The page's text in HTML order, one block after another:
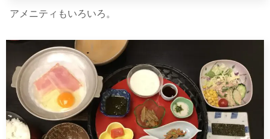
アメニティもいろいろ。